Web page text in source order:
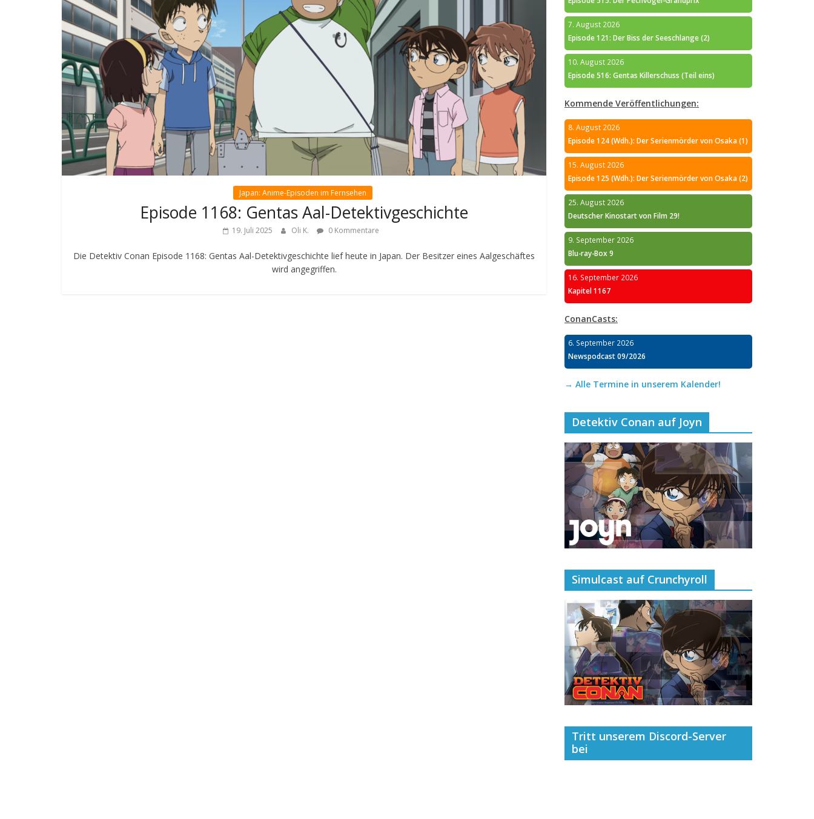
Japan: Anime-Episoden im Fernsehen
Episode 1168: Gentas Aal-Detektivgeschichte
19. Juli 2025 Oli K. 0 Kommentare
Die Detektiv Conan Episode 1168: Gentas Aal-Detektivgeschichte lief heute in Japan. Der Besitzer eines Aalgeschäftes
wird angegriffen.
7. August 2026
Episode 121: Der Biss der Seeschlange (2)
10. August 2026
Episode 516: Gentas Killerschuss (Teil eins)
Kommende Veröffentlichungen:
8. August 2026
Episode 124 (Wdh.): Der Serienmörder von Osaka (1)
15. August 2026
Episode 125 (Wdh.): Der Serienmörder von Osaka (2)
25. August 2026
Deutscher Kinostart von Film 29!
9. September 2026
Blu-ray-Box 9
16. September 2026
Kapitel 1167
ConanCasts:
6. September 2026
Newspodcast 09/2026
→ Alle Termine in unserem Kalender!
Detektiv Conan auf Joyn
Simulcast auf Crunchyroll
Tritt unserem Discord-Server
bei